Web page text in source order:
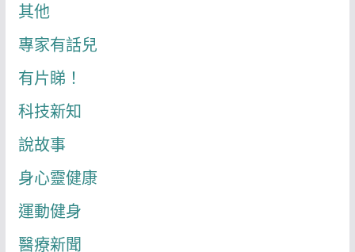
其他
專家有話兒
有片睇！
科技新知
說故事
身心靈健康
運動健身
醫療新聞